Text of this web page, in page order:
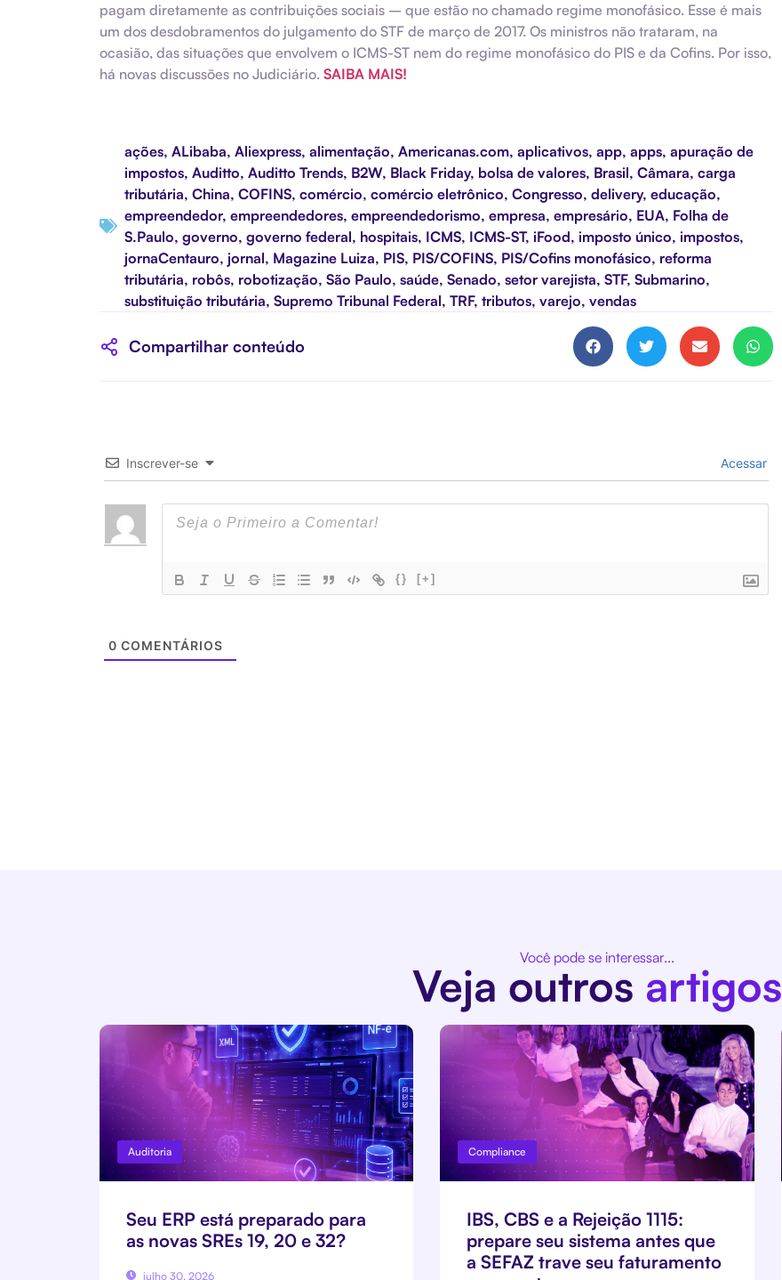
pagam diretamente as contribuições sociais – que estão no chamado regime monofásico. Esse é mais
um dos desdobramentos do julgamento do STF de março de 2017. Os ministros não trataram, na
ocasião, das situações que envolvem o ICMS-ST nem do regime monofásico do PIS e da Cofins. Por isso,
há novas discussões no Judiciário. SAIBA MAIS!
ações, ALibaba, Aliexpress, alimentação, Americanas.com, aplicativos, app, apps, apuração de
impostos, Auditto, Auditto Trends, B2W, Black Friday, bolsa de valores, Brasil, Câmara, carga
tributária, China, COFINS, comércio, comércio eletrônico, Congresso, delivery, educação,
empreendedor, empreendedores, empreendedorismo, empresa, empresário, EUA, Folha de
S.Paulo, governo, governo federal, hospitais, ICMS, ICMS-ST, iFood, imposto único, impostos,
jornaCentauro, jornal, Magazine Luiza, PIS, PIS/COFINS, PIS/Cofins monofásico, reforma
tributária, robôs, robotização, São Paulo, saúde, Senado, setor varejista, STF, Submarino,
substituição tributária, Supremo Tribunal Federal, TRF, tributos, varejo, vendas
Compartilhar conteúdo
Inscrever-se Acessar
{} [+]
0 COMENTÁRIOS
Você pode se interessar...
Veja outros artigos
Auditoria
Seu ERP está preparado para
as novas SREs 19, 20 e 32?
julho 30, 2026
Compliance
IBS, CBS e a Rejeição 1115:
prepare seu sistema antes que
a SEFAZ trave seu faturamento